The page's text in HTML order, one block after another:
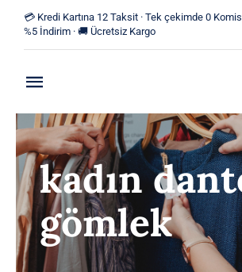
content
💳 Kredi Kartına 12 Taksit · Tek çekimde 0
%5 İndirim · 🚚 Ücretsiz Kargo
Toggle
Navigation
Anasayfa
Mağaza
Yeni Ürünler
Kategoriler
kadın
gömlek